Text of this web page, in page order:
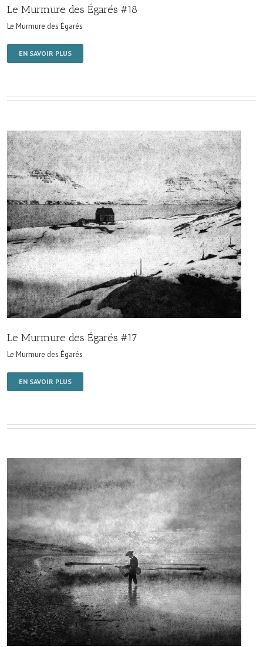
Le Murmure des Égarés #18
Le Murmure des Égarés
EN SAVOIR PLUS
Le Murmure des Égarés #17
Le Murmure des Égarés
EN SAVOIR PLUS